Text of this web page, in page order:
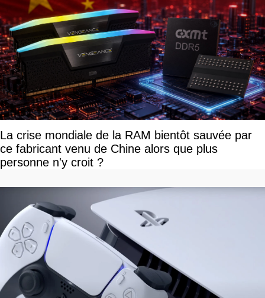
La crise mondiale de la RAM bientôt sauvée par
ce fabricant venu de Chine alors que plus
personne n'y croit ?